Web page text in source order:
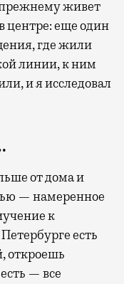
живет
центре: еще один
где жили
линии, к ним
и я исследовал
от дома и
— намеренное
к
есть
откроешь
— все